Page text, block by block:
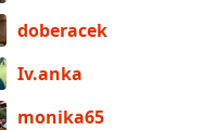
doberacek
Iv.anka
monika65